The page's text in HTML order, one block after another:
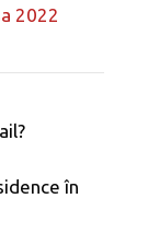
2022
în